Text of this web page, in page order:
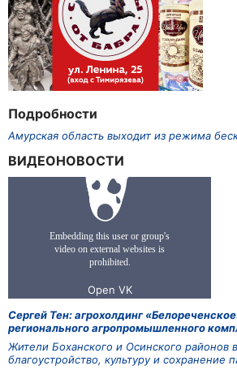
Подробности
Амурская область выходит из режима
ВИДЕОНОВОСТИ
Сергей Тен: агрохолдинг
регионального агропромышленного
Жители Боханского и Осинского районов
благоустройство, культуру и сохранение